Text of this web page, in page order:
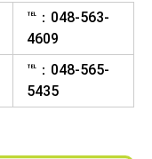
℡：048-563-
4609
℡：048-565-
5435